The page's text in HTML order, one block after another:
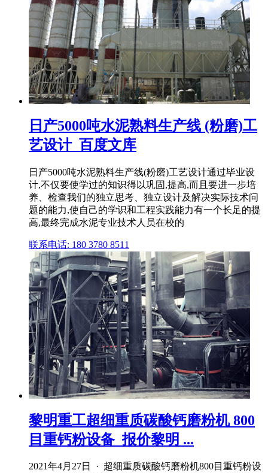
日产5000吨水泥熟料生产线 (粉磨)工
艺设计_百度文库
日产5000吨水泥熟料生产线(粉磨)工艺设计通过毕业设
计,不仅要使学过的知识得以巩固,提高,而且要进一步培
养、检查我们的独立思考、独立设计及解决实际技术问
题的能力,使自己的学识和工程实践能力有一个长足的提
高,最终完成水泥专业技术人员在校的
联系电话: 180 3780 8511
黎明重工超细重质碳酸钙磨粉机 800
目重钙粉设备_报价黎明 ...
2021年4月27日 · 超细重质碳酸钙磨粉机800目重钙粉设